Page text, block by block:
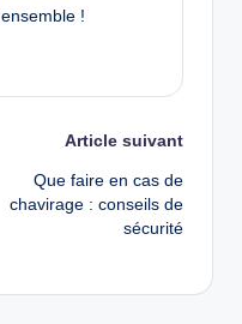
!
Article suivant
Que faire en cas de
chavirage : conseils de
sécurité